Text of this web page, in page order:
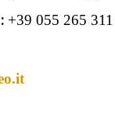
+39 055 265 311